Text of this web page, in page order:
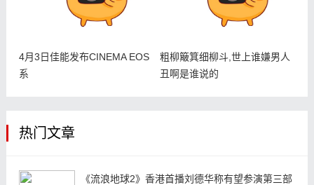
4月3日佳能发布CINEMA EOS
系
粗柳簸箕细柳斗,世上谁嫌男人
丑啊是谁说的
热门文章
《流浪地球2》香港首播刘德华称有望参演第三部